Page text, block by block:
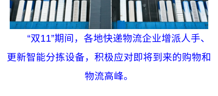
“双11”期间，各地快递物流企业增派人手、
更新智能分拣设备，积极应对即将到来的购物和
物流高峰。